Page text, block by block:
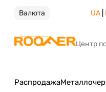
Валюта UA|
Центр
Распродажа